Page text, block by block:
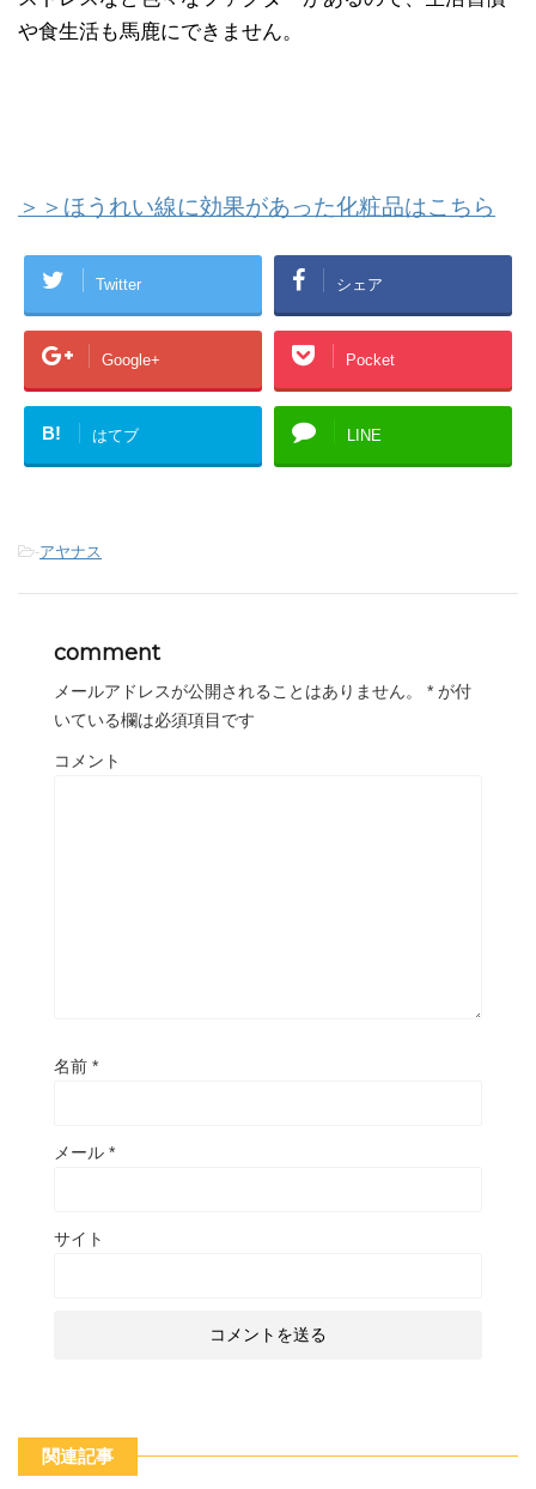
や食生活も馬鹿にできません。
＞＞ほうれい線に効果があった化粧品はこちら
Twitter シェア
Google+ Pocket
B! はてブ LINE
-アヤナス
comment
メールアドレスが公開されることはありません。 * が付
いている欄は必須項目です
コメント
名前 *
メール *
サイト
関連記事